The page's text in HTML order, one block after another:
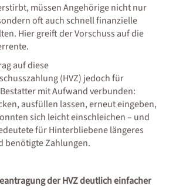
müssen Angehörige nicht nur
oft auch schnell finanzielle
Hier greift der Vorschuss auf die
auf diese
(HVZ) jedoch für
mit Aufwand verbunden:
ausfüllen lassen, erneut eingeben,
sich leicht einschleichen – und
für Hinterbliebene längeres
benötigte Zahlungen.
der HVZ deutlich einfacher